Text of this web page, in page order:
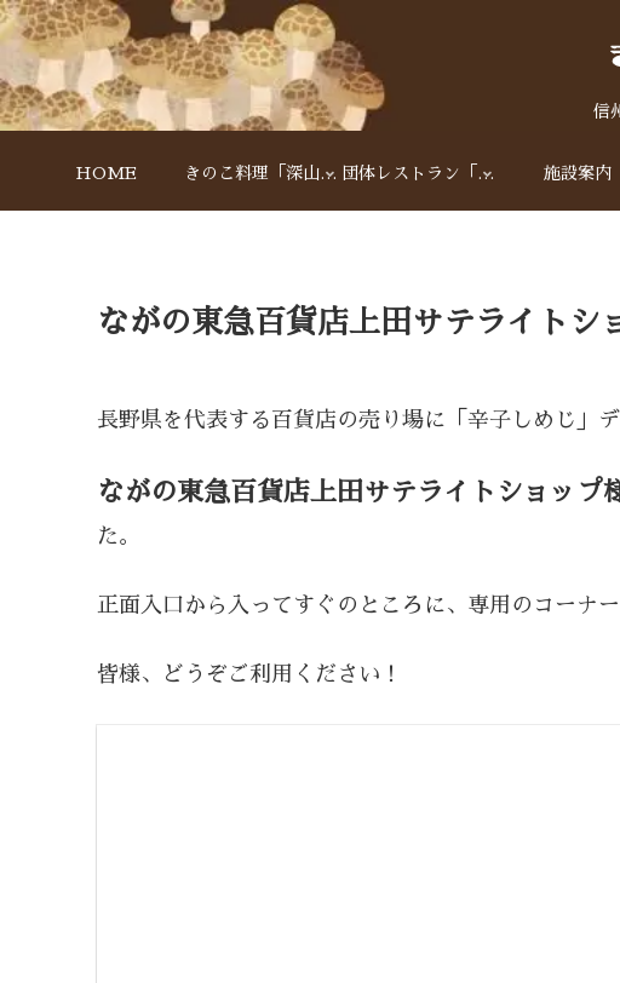
信
HOME きのこ料理「深山亭」 団体レストラン「アルペン」 施設案内
ながの東急百貨店上田サテライトシ
長野県を代表する百貨店の売り場に「辛子しめじ」デ
ながの東急百貨店上田サテライトショップ
た。
正面入口から入ってすぐのところに、専用のコーナ
皆様、どうぞご利用ください！